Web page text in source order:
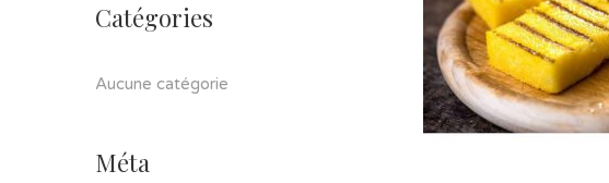
Catégories
Aucune catégorie
Méta